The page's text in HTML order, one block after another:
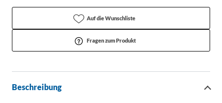
Auf die Wunschliste
Fragen zum Produkt
Beschreibung